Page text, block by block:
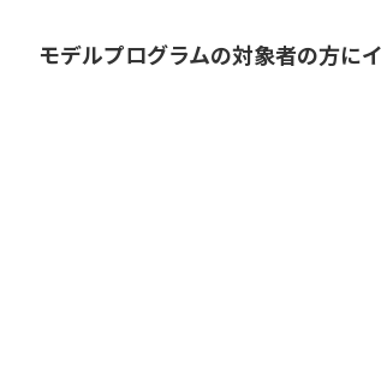
モデルプログラムの対象者の方に